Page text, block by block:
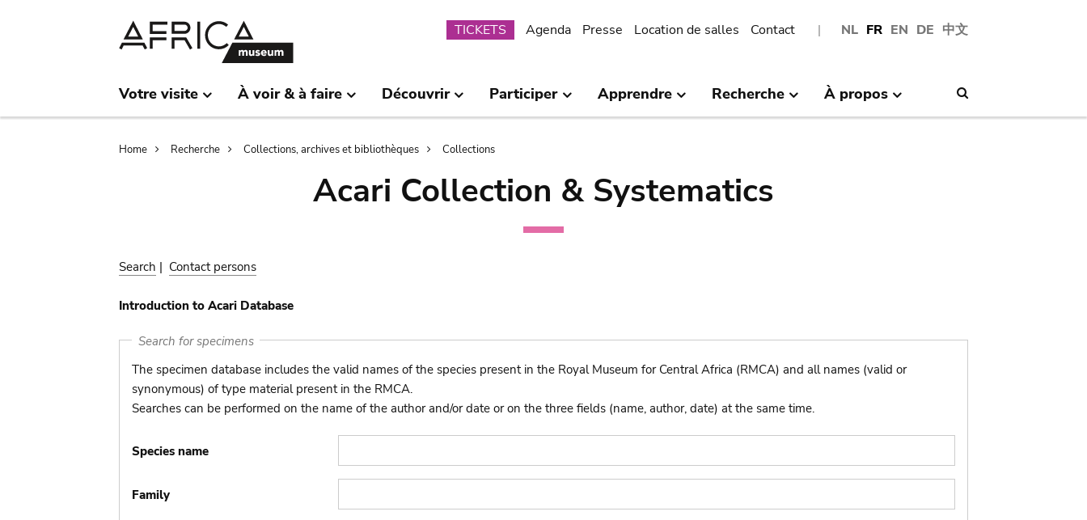
NL FR EN DE 中文
Submenu
TICKETS Agenda Presse Location de salles Contact
Votre visite À voir & à faire Découvrir Participer Apprendre Recherche À propos
Breadcrumb
Home Recherche Collections, archives et bibliothèques Collections
Acari Collection & Systematics
Search | Contact persons
Introduction to Acari Database
Search for specimens
The specimen database includes the valid names of the species present in the Royal Museum for Central Africa (RMCA) and all names (valid or
synonymous) of type material present in the RMCA.
Searches can be performed on the name of the author and/or date or on the three fields (name, author, date) at the same time.
Species name
Family